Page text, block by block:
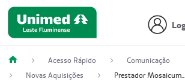
Acesso Rápido
Comunicação
Novas Aquisições
Prestador Mosaicum Espaço Clínico Eireli (51004355-5)